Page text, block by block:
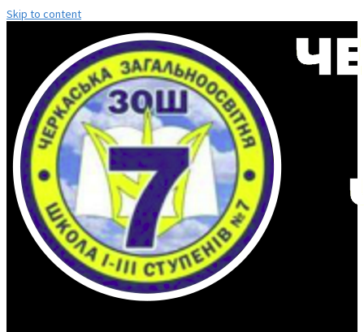
Skip to content